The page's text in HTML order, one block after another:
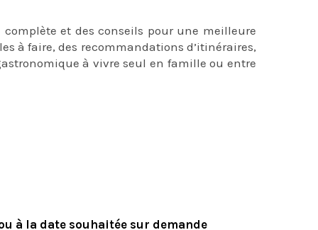
et des conseils pour une meilleure
à faire, des recommandations d’itinéraires,
à vivre seul en famille ou entre
à la date souhaitée sur demande